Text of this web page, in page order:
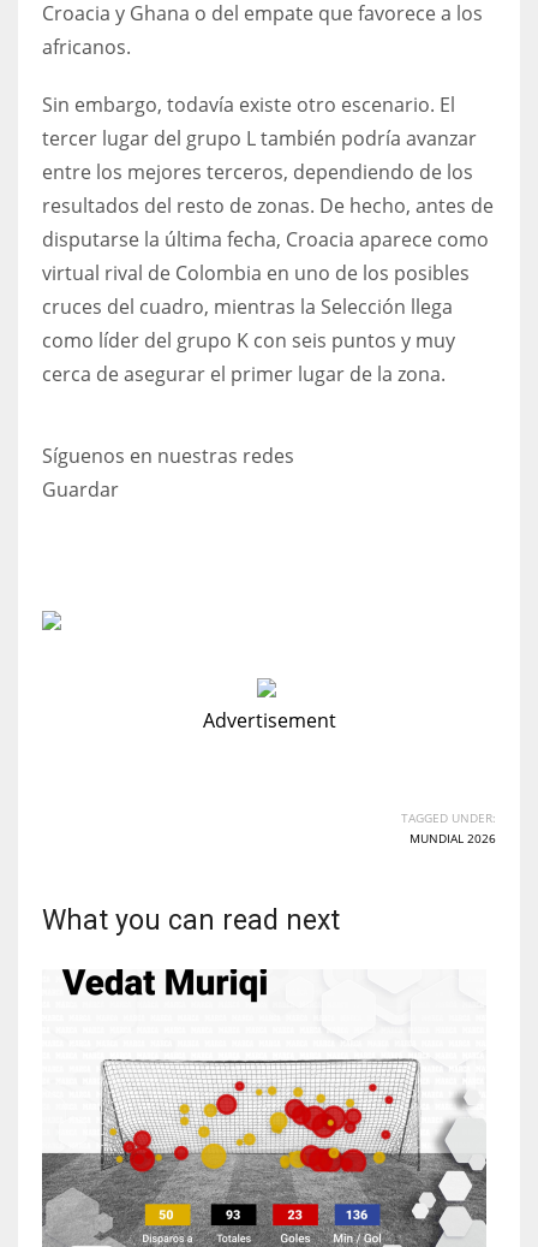
Croacia y Ghana o del empate que favorece a los
africanos.
Sin embargo, todavía existe otro escenario. El
tercer lugar del grupo L también podría avanzar
entre los mejores terceros, dependiendo de los
resultados del resto de zonas. De hecho, antes de
disputarse la última fecha, Croacia aparece como
virtual rival de Colombia en uno de los posibles
cruces del cuadro, mientras la Selección llega
como líder del grupo K con seis puntos y muy
cerca de asegurar el primer lugar de la zona.
Síguenos en nuestras redes
Guardar
Advertisement
TAGGED UNDER:
MUNDIAL 2026
What you can read next